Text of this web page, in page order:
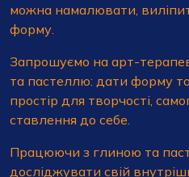
можна намалювати,
форму.
Запрошуємо на арт-
та пастеллю: дати форму
простір для творчості,
ставлення до себе.
Працюючи з глиною та
досліджувати свій